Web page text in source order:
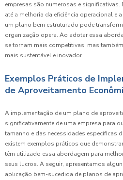
empresas são numerosas e significativas.
até a melhoria da eficiência operacional e
um plano bem estruturado pode
organização opera. Ao adotar essa
se tornam mais competitivas, mas
mais sustentável e inovador.
Exemplos Práticos de
de Aproveitamento
A implementação de um plano de
significativamente de uma empresa para
tamanho e das necessidades específicas
existem exemplos práticos que
têm utilizado essa abordagem para
seus lucros. A seguir, apresentamos
aplicação bem-sucedida de planos de